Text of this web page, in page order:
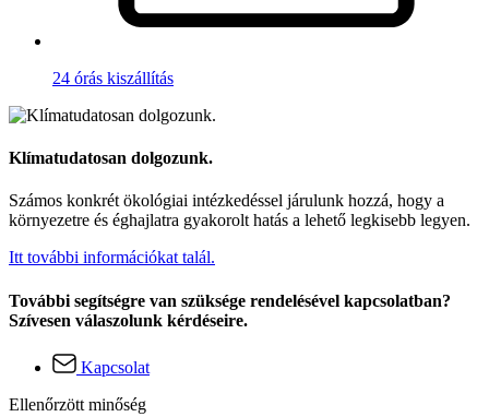
24 órás kiszállítás
Klímatudatosan dolgozunk.
Számos konkrét ökológiai intézkedéssel járulunk hozzá, hogy a
környezetre és éghajlatra gyakorolt hatás a lehető legkisebb legyen.
Itt további információkat talál.
További segítségre van szüksége rendelésével kapcsolatban?
Szívesen válaszolunk kérdéseire.
Kapcsolat
Ellenőrzött minőség